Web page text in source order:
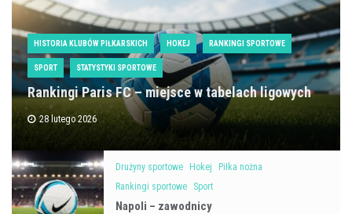
HISTORIA KLUBÓW PIŁKARSKICH HOKEJ RANKINGI SPORTOWE
SPORT STATYSTYKI SPORTOWE
Rankingi Paris FC – miejsce w tabelach ligowych
28 lutego 2026
Drużyny sportowe Hokej
Piłka nożna
Rankingi sportowe
Sport
Napoli – zawodnicy